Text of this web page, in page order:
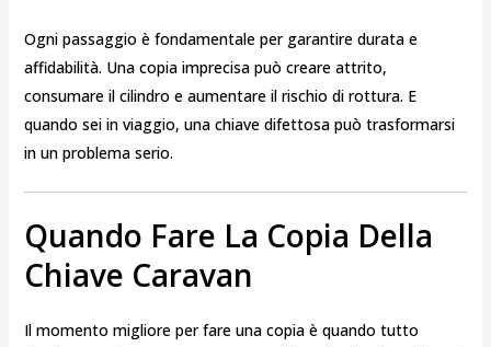
Ogni passaggio è fondamentale per garantire durata e
affidabilità. Una copia imprecisa può creare attrito,
consumare il cilindro e aumentare il rischio di rottura. E
quando sei in viaggio, una chiave difettosa può trasformarsi
in un problema serio.
Quando Fare La Copia Della
Chiave Caravan
Il momento migliore per fare una copia è quando tutto